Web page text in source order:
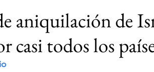
Plan Integral Morelos Capítulo Europa
aniquilación de
casi todos los